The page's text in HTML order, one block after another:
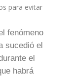
para evitar
fenómeno
sucedió el
el
habrá